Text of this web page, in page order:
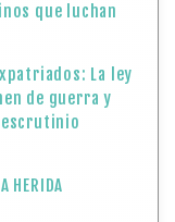
que luchan
La ley
de guerra y
HERIDA